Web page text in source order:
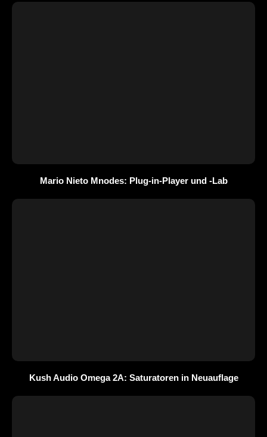
Mario Nieto Mnodes: Plug-in-Player und -Lab
Kush Audio Omega 2A: Saturatoren in Neuauflage